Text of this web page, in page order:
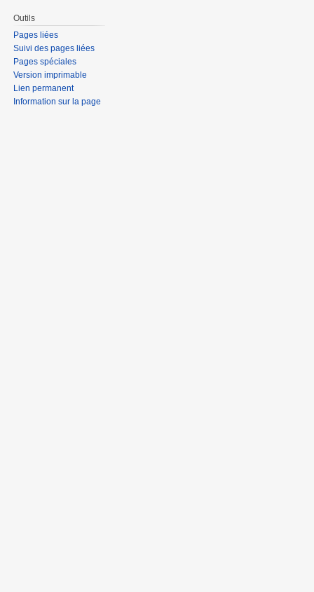
Outils
Pages liées
Suivi des pages liées
Pages spéciales
Version imprimable
Lien permanent
Information sur la page